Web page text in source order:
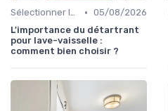
Sélectionner le Bon Appareil • 05/08/2026
L'importance du détartrant
pour lave-vaisselle :
comment bien choisir ?